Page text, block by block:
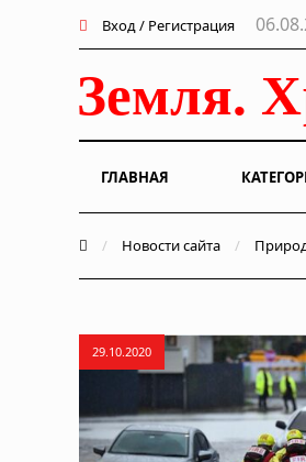
Вход / Регистрация
ГЛАВНАЯ
/ Новости сайта /
29.10.2020